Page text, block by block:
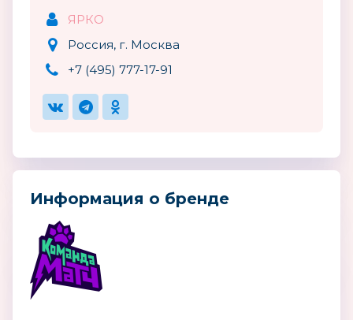
ЯРКО
Россия, г. Москва
+7 (495) 777-17-91
Информация о бренде